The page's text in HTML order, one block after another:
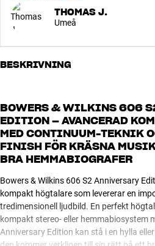
THOMAS J.
Umeå
BESKRIVNING
BOWERS & WILKINS 606
EDITION – AVANCERAD
MED CONTINUUM-TEKNIK
FINISH FÖR KRÄSNA
BRA HEMMABIOGRAFER
Bowers & Wilkins 606 S2 Anniversary
kompakt högtalare som levererar en
tredimensionell ljudbild. En perfekt
kompakt stereo- eller hemmabiosystem
Anniversary Edition kan stå i en hylla